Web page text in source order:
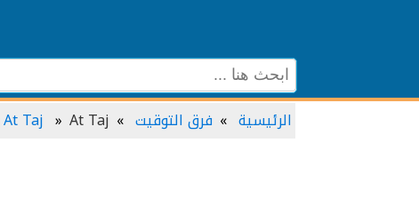
الرئيسية فرق التوقيت At Taj At Taj و موسكو